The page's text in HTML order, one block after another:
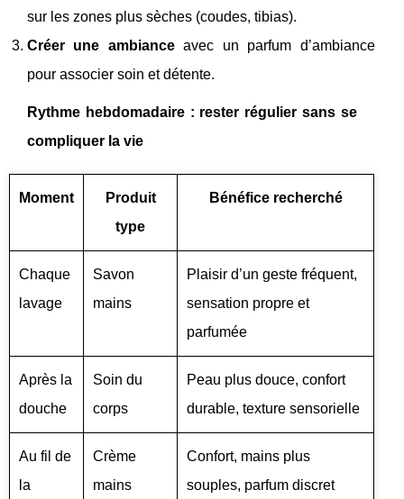
sur les zones plus sèches (coudes, tibias).
Créer une ambianceavec un parfum d’ambiance
pour associer soin et détente.
Rythme hebdomadaire : rester régulier sans se
compliquer la vie
Moment
Produit
type
Bénéfice recherché
Chaque
lavage
Savon
mains
Plaisir d’un geste fréquent,
sensation propre et
parfumée
Après la
douche
Soin du
corps
Peau plus douce, confort
durable, texture sensorielle
Au fil de
la
Crème
mains
Confort, mains plus
souples, parfum discret